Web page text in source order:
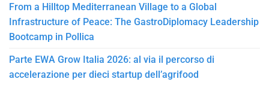
From a Hilltop Mediterranean Village to a Global
Infrastructure of Peace: The GastroDiplomacy Leadership
Bootcamp in Pollica
Parte EWA Grow Italia 2026: al via il percorso di
accelerazione per dieci startup dell’agrifood